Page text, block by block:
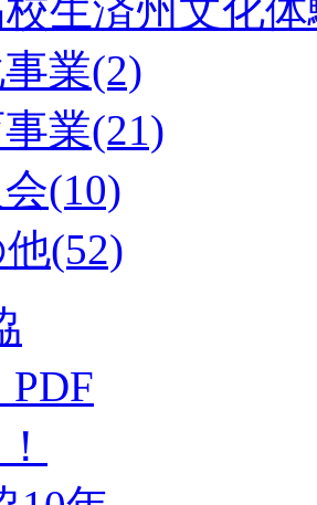
校生済州文化
業(2)
業(21)
(10)
(52)